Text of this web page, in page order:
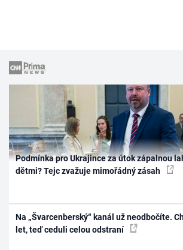
Podmínka pro Ukrajince za útok zápalnou
dětmi? Tejc zvažuje mimořádný zásah
Na „Švarcenberský“ kanál už neodbočíte.
let, teď ceduli celou odstraní